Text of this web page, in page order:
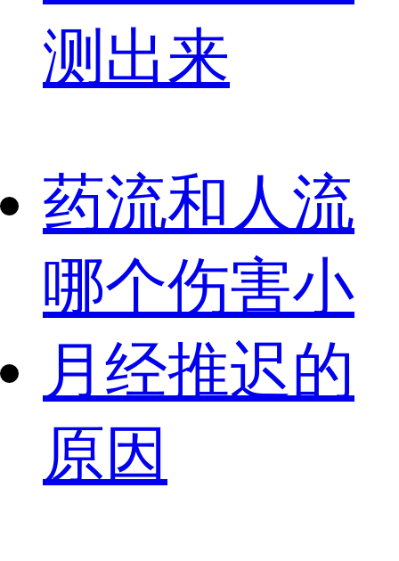
测出来
药流和人流
哪个伤害小
月经推迟的
原因